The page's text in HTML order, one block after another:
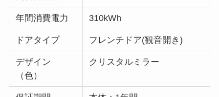
年間消費電力 310kWh
ドアタイプ フレンチドア(観音開き)
デザイン
（色）
クリスタルミラー